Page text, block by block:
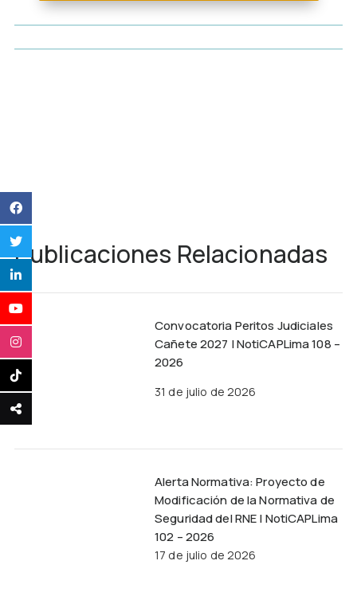
Publicaciones Relacionadas
Convocatoria Peritos Judiciales
Cañete 2027 | NotiCAPLima 108 –
2026
31 de julio de 2026
Alerta Normativa: Proyecto de
Modificación de la Normativa de
Seguridad del RNE | NotiCAPLima
102 – 2026
17 de julio de 2026